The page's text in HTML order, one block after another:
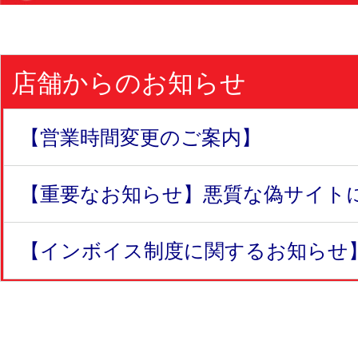
店舗からのお知らせ
【営業時間変更のご案内】
【重要なお知らせ】悪質な偽サイト
【インボイス制度に関するお知らせ